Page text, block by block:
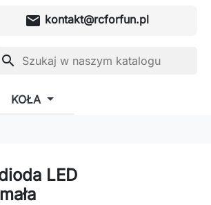
mail kontakt@rcforfun.pl
search
KOŁA
LED